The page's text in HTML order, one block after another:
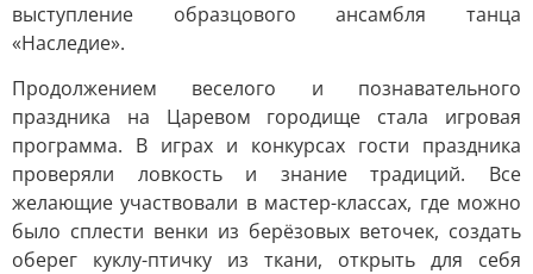
выступление образцового ансамбля танца
«Наследие».
Продолжением веселого и познавательного
праздника на Царевом городище стала игровая
программа. В играх и конкурсах гости праздника
проверяли ловкость и знание традиций. Все
желающие участвовали в мастер-классах, где можно
было сплести венки из берёзовых веточек, создать
оберег куклу-птичку из ткани, открыть для себя